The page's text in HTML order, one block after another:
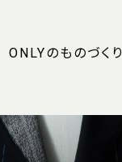
ONLYのものづくり